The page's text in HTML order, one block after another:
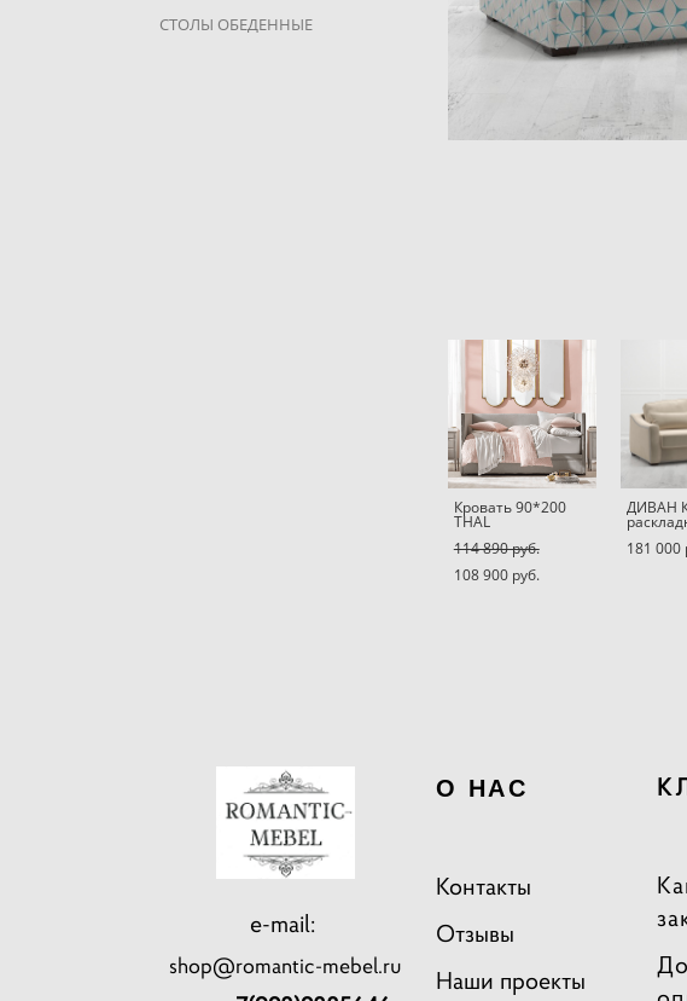
СТОЛЫ ОБЕДЕННЫЕ
Кровать 90*200
THAL
114 890 pуб.
108 900 pуб.
ДИВАН
181 000
e-mail:
shop@romantic-mebel.ru
О НАС
Контакты
Отзывы
Наши проекты